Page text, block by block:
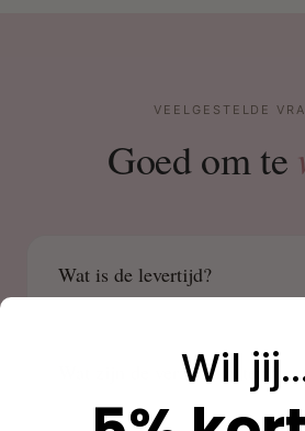
VEELGESTELDE
Goed om te
Wat is de levertijd?
Wat zijn de verzendkosten?
Wil